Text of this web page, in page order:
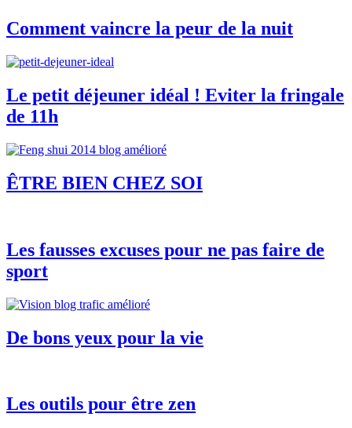
Comment vaincre la peur de la nuit
Le petit déjeuner idéal ! Eviter la fringale
de 11h
ÊTRE BIEN CHEZ SOI
Les fausses excuses pour ne pas faire de
sport
De bons yeux pour la vie
Les outils pour être zen